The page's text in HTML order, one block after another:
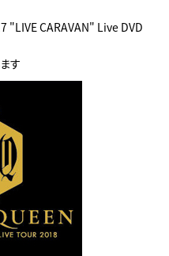
CARAVAN" Live DVD
す